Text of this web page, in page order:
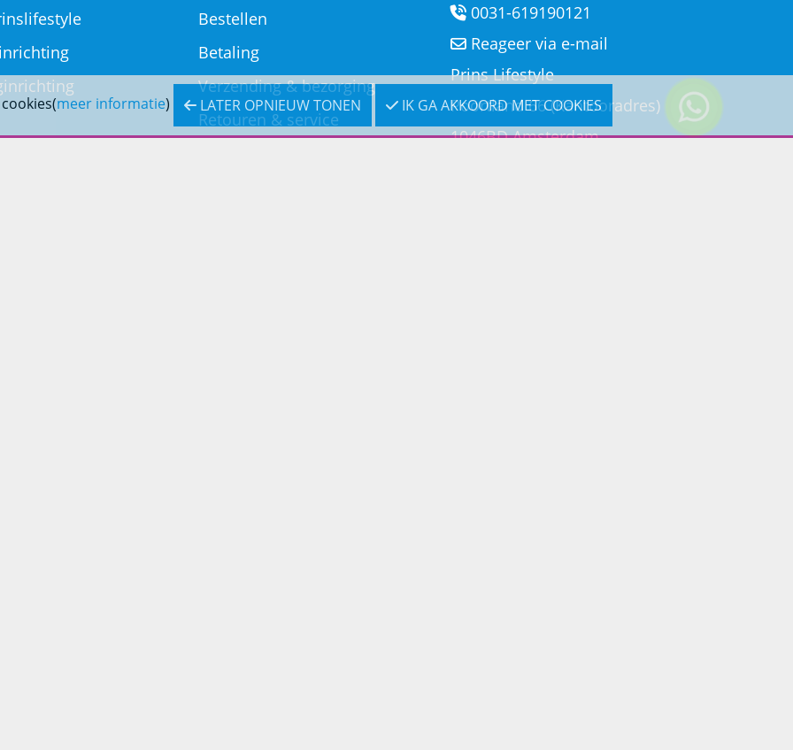
meer informatie) LATER OPNIEUW TONEN IK GA AKKOORD MET COOKIES
Bestellen
Betaling
Verzending & bezorging
Retouren & service
0031-619190121
Reageer via e-mail
Prins Lifestyle
Poortland 66 (Kantooradres)
1046BD Amsterdam